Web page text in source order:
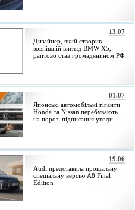
13.07
Дизайнер, який створив
зовнішній вигляд BMW X5,
раптово став громадянином РФ
01.07
Японські автомобільні гіганти
Honda та Nissan перебувають
на порозі підписання угоди
19.06
Audi представила прощальну
спеціальну версію A8 Final
Edition